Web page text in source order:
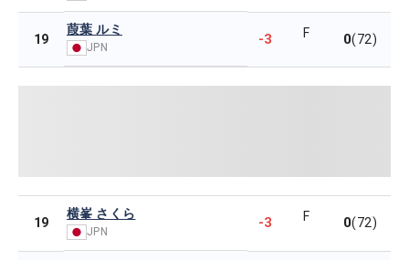
19
葭葉 ルミ
JPN -3 F 0(72)
19
横峯 さくら
JPN
-3 F 0(72)